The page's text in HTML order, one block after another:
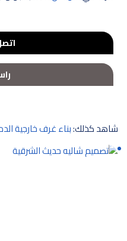
شاهد كذلك:بناء غرف خارجية